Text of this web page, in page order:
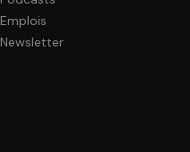
Emplois
Newsletter